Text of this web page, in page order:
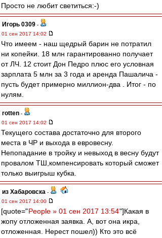
Просто не любит светиться:-)
Игорь 0309 -
01 сен 2017 14:02
Что имеем - наш щедрый барин не потратил
ни копейки. 18 млн гарантированно получает
от ЛЧ. 12 стоит Дон Педро плюс его условная
зарплата 5 млн за 3 года и аренда Пашалича -
пусть будет примерно миллион-два . Итог - по
нулям.
rotten -
01 сен 2017 14:02
Текущего состава достаточно для второго
места в ЧР и выхода в евровесну.
Непопадание в тройку и невыход в весну будут
провалом ТШ,компенсировать который сможет
только выигрыш кубка.
из Хабаровска -
01 сен 2017 14:00
[quote="People » 01 сен 2017 13:54"]Какая в
жопу отложенная заявка. А, вот она икра,
отложенная. Нерест пошел)) Кто это всё